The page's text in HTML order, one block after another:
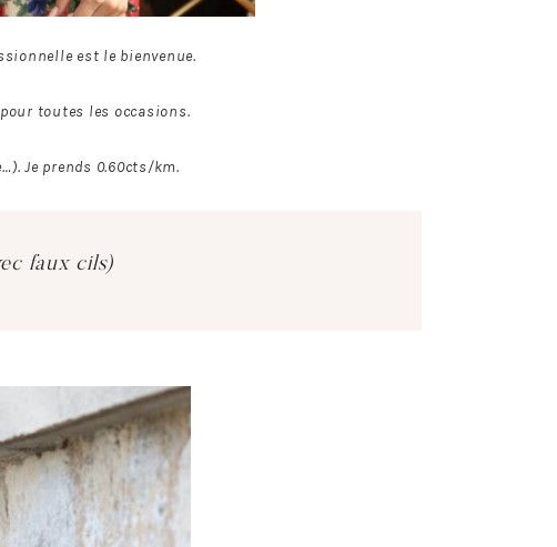
est le bienvenue.
toutes les occasions.
Je prends 0.60cts/km.
faux cils)